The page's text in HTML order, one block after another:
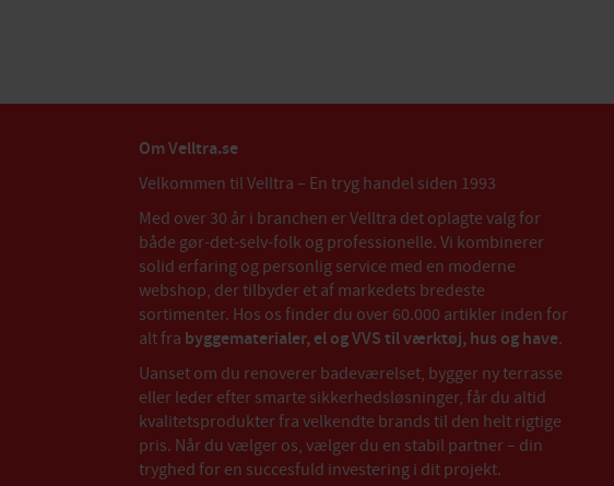
Om Velltra.se
Velkommen til Velltra – En tryg handel siden 1993
Med over 30 år i branchen er Velltra det oplagte valg for
både gør-det-selv-folk og professionelle. Vi kombinerer
solid erfaring og personlig service med en moderne
webshop, der tilbyder et af markedets bredeste
sortimenter. Hos os finder du over 60.000 artikler inden for
alt fra byggematerialer, el og VVS til værktøj, hus og have.
Uanset om du renoverer badeværelset, bygger ny terrasse
eller leder efter smarte sikkerhedsløsninger, får du altid
kvalitetsprodukter fra velkendte brands til den helt rigtige
pris. Når du vælger os, vælger du en stabil partner – din
tryghed for en succesfuld investering i dit projekt.